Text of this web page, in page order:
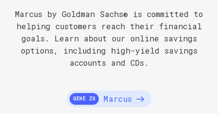
Marcus by Goldman Sachs® is committed to
helping customers reach their financial
goals. Learn about our online savings
options, including high-yield savings
accounts and CDs.
GEHE ZU Marcus